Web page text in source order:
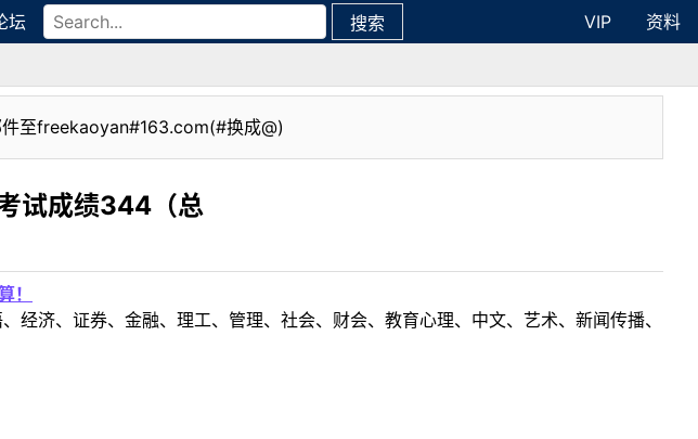
坛 搜索 VIP
资料
至freekaoyan#163.com(#换成@)
试成绩344（总
！
济、证券、金融、理工、管理、社会、财会、教育心理、中文、艺术、新闻传播、